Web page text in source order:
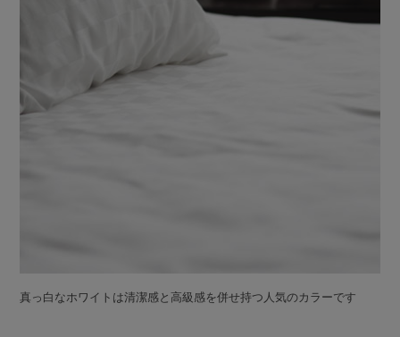
真っ白なホワイトは清潔感と高級感を併せ持つ人気のカラーです